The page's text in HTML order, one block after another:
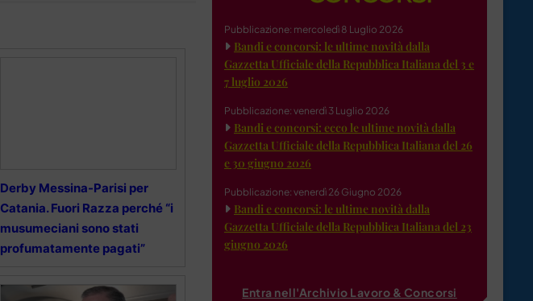
Derby Messina-Parisi per
Catania. Fuori Razza perché “i
musumeciani sono stati
profumatamente pagati”
Pubblicazione: mercoledì 8 Luglio 2026
Bandi e concorsi: le ultime novità dalla
Gazzetta Ufficiale della Repubblica Italiana del 3 e
7 luglio 2026
Pubblicazione: venerdì 3 Luglio 2026
Bandi e concorsi: ecco le ultime novità dalla
Gazzetta Ufficiale della Repubblica Italiana del 26
e 30 giugno 2026
Pubblicazione: venerdì 26 Giugno 2026
Bandi e concorsi: le ultime novità dalla
Gazzetta Ufficiale della Repubblica Italiana del 23
giugno 2026
Entra nell'Archivio Lavoro & Concorsi